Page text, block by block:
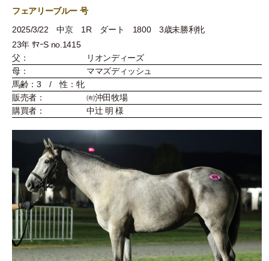
フェアリーブルー 号
2025/3/22 中京 1R ダート 1800 3歳未勝利牝
23年 ｻﾏｰS no.1415
父：
リオンディーズ
母：
ママズディッシュ
馬齢：3 / 性：牝
販売者：
㈲沖田牧場
購買者：
中辻 明 様